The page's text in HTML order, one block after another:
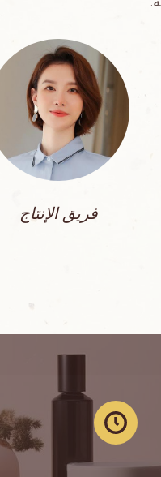
فريق الإنتاج